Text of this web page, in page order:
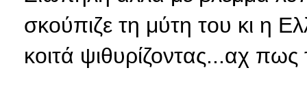
σκούπιζε τη μύτη του κι η
κοιτά ψιθυρίζοντας...αχ